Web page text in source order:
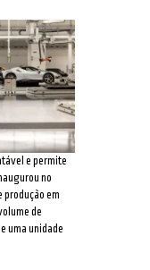
e permite
no
produção em
de
uma unidade